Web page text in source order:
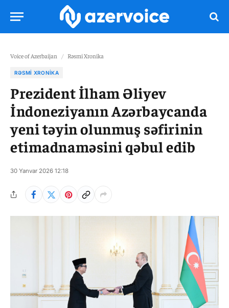
Voice of Azerbaijan / Rəsmi Xronika
RƏSMI XRONIKA
Prezident İlham Əliyev
İndoneziyanın Azərbaycanda
yeni təyin olunmuş səfirinin
etimadnaməsini qəbul edib
30 Yanvar 2026 12:18